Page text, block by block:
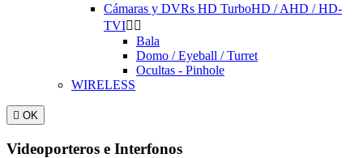
Cámaras y DVRs HD TurboHD / AHD / HD-
TVI 
Bala
Domo / Eyeball / Turret
Ocultas - Pinhole
WIRELESS
 OK
Videoporteros e Interfonos